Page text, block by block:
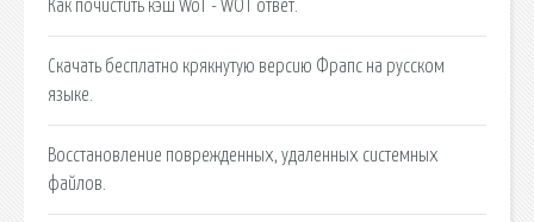
Как почистить кэш WoT - WOT ответ.
Скачать бесплатно крякнутую версию Фрапс на русском
языке.
Восстановление поврежденных, удаленных системных
файлов.